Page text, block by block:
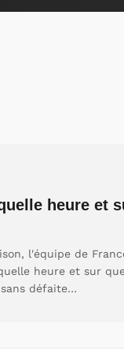
heure et
l'équipe de
heure et sur
défaite…